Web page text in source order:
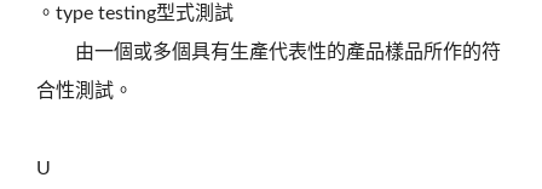
。type testing型式測試
由一個或多個具有生產代表性的產品樣品所作的符
合性測試。
U